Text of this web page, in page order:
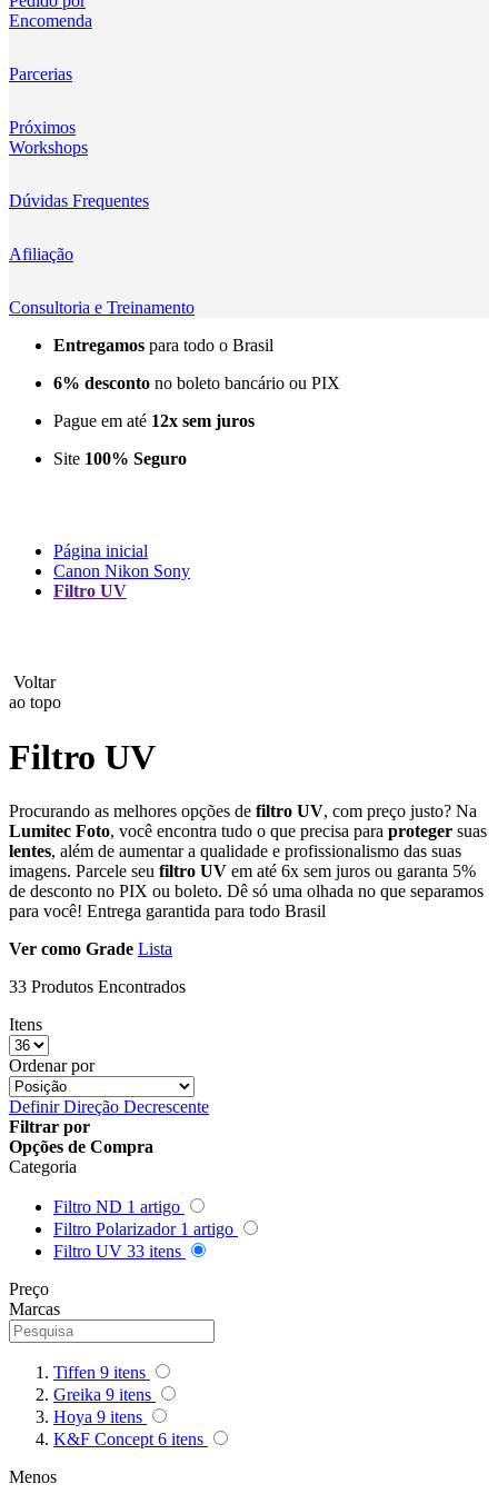
Kingma
Lensmingle
LiRen
Litepanels
LoveFoto
LowePro
Lumitecfoto
MAMEN
Nanlite
NEEWER
NiceFoto
NingBo Bolun
Quenox
Ripoint
Selens
Sirui
Sokani
Somita
Encomenda
Parcerias
Próximos
Workshops
Dúvidas Frequentes
Afiliação
Consultoria e Treinamento
Entregamos para todo o Brasil
6% desconto no boleto bancário ou PIX
Pague em até 12x sem juros
Site 100% Seguro
Página inicial
Canon Nikon Sony
Filtro UV
Voltar
ao topo
Filtro UV
Procurando as melhores opções de filtro UV, com preço justo? Na
Lumitec Foto, você encontra tudo o que precisa para proteger suas
lentes, além de aumentar a qualidade e profissionalismo das suas
imagens. Parcele seu filtro UV em até 6x sem juros ou garanta 5%
de desconto no PIX ou boleto. Dê só uma olhada no que separamos
para você! Entrega garantida para todo Brasil
Ver como Grade Lista
33 Produtos Encontrados
Itens
Ordenar por
Definir Direção Decrescente
Filtrar por
Opções de Compra
Categoria
Filtro ND 1 artigo
Filtro Polarizador 1 artigo
Filtro UV 33 itens
Preço
Marcas
Tiffen 9 itens
Greika 9 itens
Hoya 9 itens
K&F Concept 6 itens
Menos